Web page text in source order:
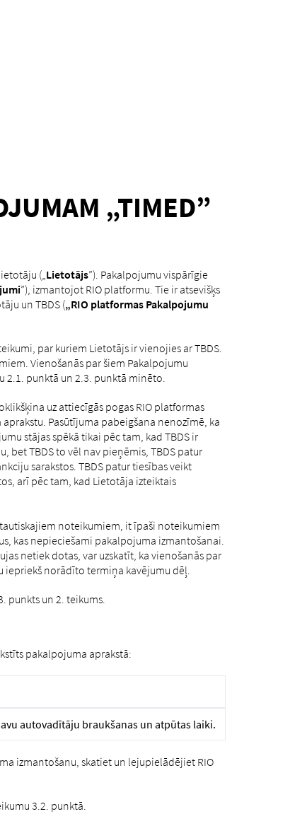
„TIMED”
(„ Lietotājs”). Pakalpojumu vispārīgie
”), izmantojot RIO platformu. Tie ir atsevišķs
un TBDS („RIO platformas Pakalpojumu
par kuriem Lietotājs ir vienojies ar TBDS.
Vienošanās par šiem Pakalpojumu
punktā un 2.3. punktā minēto.
uz attiecīgās pogas RIO platformas
Pasūtījuma pabeigšana nenozīmē, ka
stājas spēkā tikai pēc tam, kad TBDS ir
TBDS to vēl nav pieņēmis, TBDS patur
sarakstos. TBDS patur tiesības veikt
arī pēc tam, kad Lietotāja izteiktais
noteikumiem, it īpaši noteikumiem
kas nepieciešami pakalpojuma izmantošanai.
netiek dotas, var uzskatīt, ka vienošanās par
norādīto termiņa kavējumu dēļ.
punkts un 2. teikums.
pakalpojuma aprakstā:
autovadītāju braukšanas un atpūtas laiki.
izmantošanu, skatiet un lejupielādējiet RIO
3.2. punktā.